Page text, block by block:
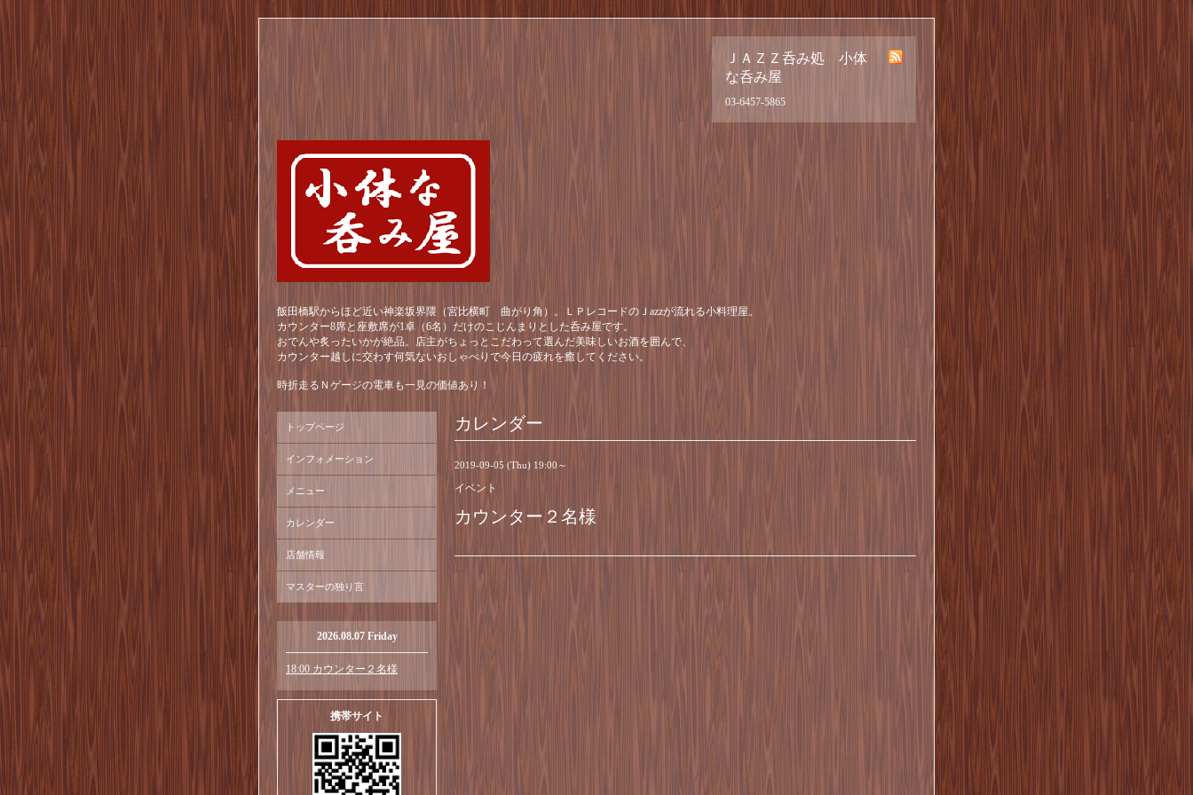
ＪＡＺＺ呑み処 小体
な呑み屋
03-6457-5865
飯田橋駅からほど近い神楽坂界隈（宮比横町 曲がり角）。ＬＰレコードのＪazzが流れる小料理屋。
カウンター8席と座敷席が1卓（6名）だけのこじんまりとした呑み屋です。
おでんや炙ったいかが絶品。店主がちょっとこだわって選んだ美味しいお酒を囲んで、
カウンター越しに交わす何気ないおしゃべりで今日の疲れを癒してください。
時折走るＮゲージの電車も一見の価値あり！
カレンダー
2019-09-05 (Thu) 19:00～
イベント
カウンター２名様
トップページ
インフォメーション
メニュー
カレンダー
店舗情報
マスターの独り言
2026.08.07 Friday
18:00 カウンター２名様
携帯サイト